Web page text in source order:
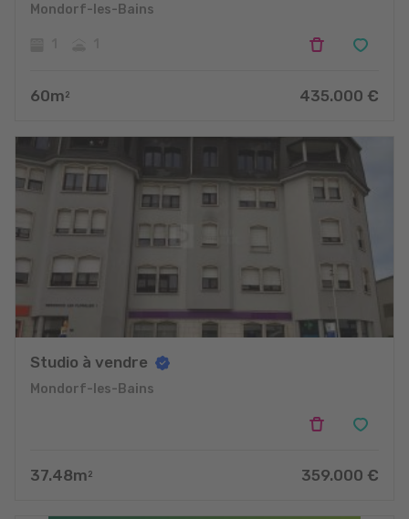
Mondorf-les-Bains
60m 2 435.000 €
Studio à vendre
Mondorf-les-Bains
37.48m 2 359.000 €